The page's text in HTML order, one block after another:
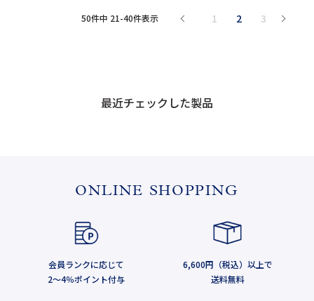
50件中 21-40件表示 1 2 3
最近チェックした製品
ONLINE SHOPPING
会員ランクに応じて
2～4％ポイント付与
6,600円（税込）以上で
送料無料